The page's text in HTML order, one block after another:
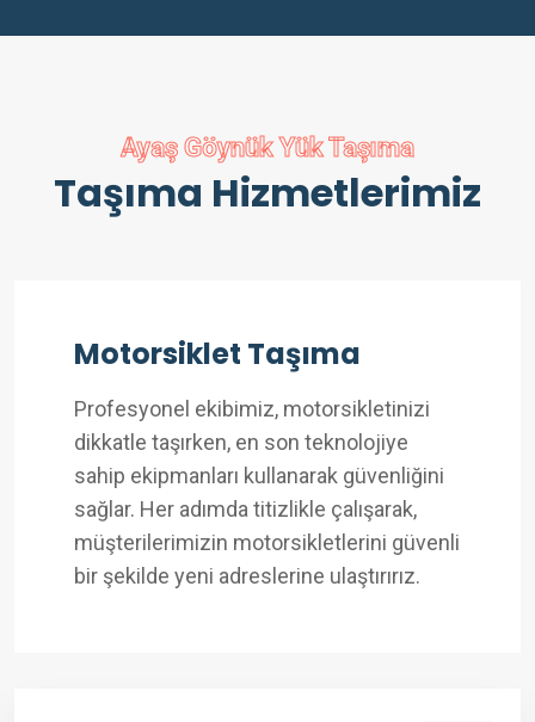
Ayaş Göynük Yük Taşıma
Taşıma Hizmetlerimiz
Motorsiklet Taşıma
Profesyonel ekibimiz, motorsikletinizi
dikkatle taşırken, en son teknolojiye
sahip ekipmanları kullanarak güvenliğini
sağlar. Her adımda titizlikle çalışarak,
müşterilerimizin motorsikletlerini güvenli
bir şekilde yeni adreslerine ulaştırırız.